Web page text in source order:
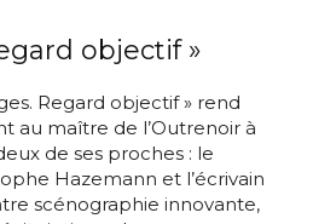
objectif »
Regard objectif » rend
au maître de l’Outrenoir à
de ses proches : le
Hazemann et l’écrivain
scénographie innovante,